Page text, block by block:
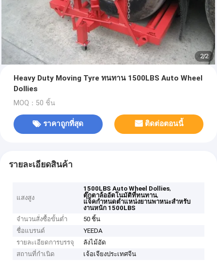
2/2
Heavy Duty Moving Tyre ทนทาน 1500LBS Auto Wheel
Dollies
MOQ：50 ชิ้น
ราคาถูกที่สุด ติดต่อตอนนี้
รายละเอียดสินค้า
แสงสูง
1500LBS Auto Wheel Dollies,
ตุ๊กตาล้ออัตโนมัติที่ทนทาน,
แจ็คกำหนดตำแหน่งยานพาหนะสำหรับ
งานหนัก 1500LBS
จำนวนสั่งซื้อขั้นต่ำ
50 ชิ้น
ชื่อแบรนด์
YEEDA
รายละเอียดการบรรจุ
ลังไม้อัด
สถานที่กำเนิด
เจ้อเจียงประเทศจีน